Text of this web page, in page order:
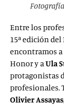
Entre los
15ª edición del
encontramos a
Honor y aUla
protagonistas
profesionales.
Olivier Assayas